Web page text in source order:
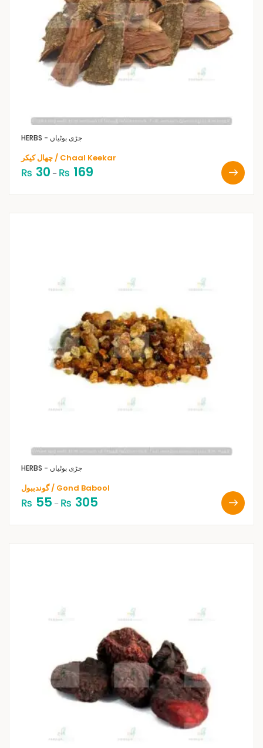
HERBS - جڑی بوٹیاں
چھال کیکر / Chaal Keekar
₨ 30 – ₨ 169
HERBS - جڑی بوٹیاں
گوندببول / Gond Babool
₨ 55 – ₨ 305